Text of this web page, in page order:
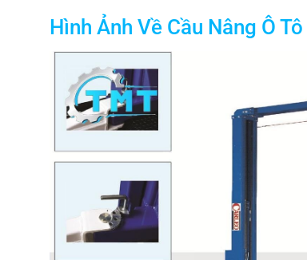
Hình Ảnh Về Cầu Nâng Ô